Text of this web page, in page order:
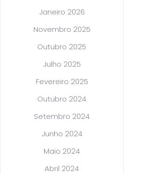
Janeiro 2026
Novembro 2025
Outubro 2025
Julho 2025
Fevereiro 2025
Outubro 2024
Setembro 2024
Junho 2024
Maio 2024
Abril 2024